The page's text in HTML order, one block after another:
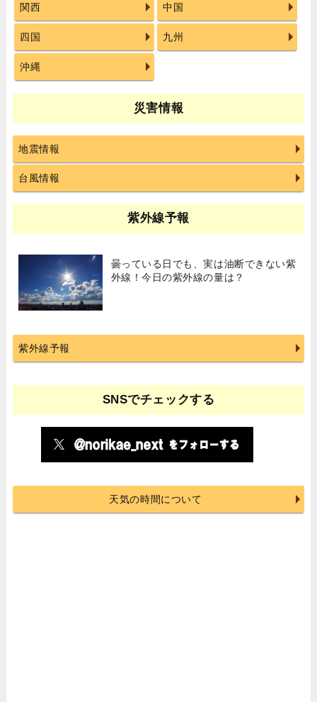
関西 中国
四国 九州
沖縄
災害情報
地震情報
台風情報
紫外線予報
曇っている日でも、実は油断できない紫
外線！今日の紫外線の量は？
紫外線予報
SNSでチェックする
天気の時間について